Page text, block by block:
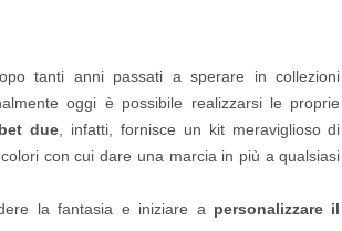
tanti anni passati a sperare in collezioni
oggi è possibile realizzarsi le proprie
due, infatti, fornisce un kit meraviglioso di
con cui dare una marcia in più a qualsiasi
la fantasia e iniziare a personalizzare il